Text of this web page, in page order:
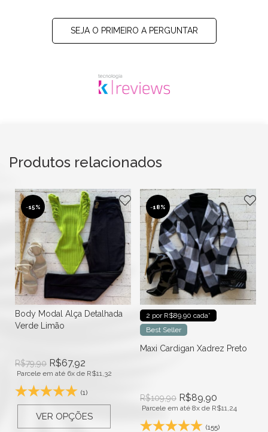
SEJA O PRIMEIRO A PERGUNTAR
Produtos relacionados
-15%
Body Modal Alça Detalhada
Verde Limão
R$79,90 R$67,92
Parcele em até 6x de R$11,32
(1)
VER OPÇÕES
-18%
2 por R$89.90 cada*
Best Seller
Maxi Cardigan Xadrez Preto
R$109,90 R$89,90
Parcele em até 8x de R$11,24
(155)